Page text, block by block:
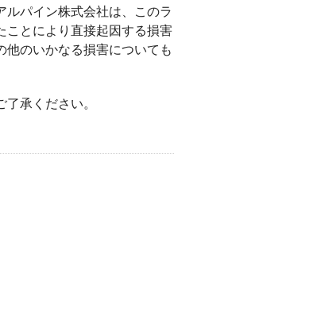
パイン株式会社は、このラ
ことにより直接起因する損害
他のいかなる損害についても
承ください。